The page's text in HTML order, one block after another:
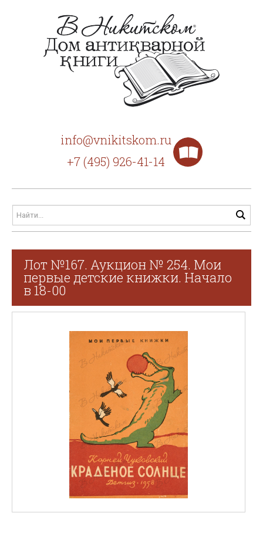
info@vnikitskom.ru
+7 (495) 926-41-14
Лот №167. Аукцион № 254. Мои
первые детские книжки. Начало
в 18-00